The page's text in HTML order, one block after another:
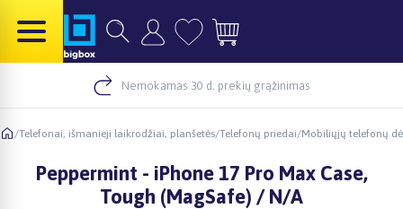
Nemokamas 30 d. prekių grąžinimas
/Telefonai, išmanieji laikrodžiai, planšetės/Telefonų priedai/Mobiliųjų telefonų
Peppermint - iPhone 17 Pro Max Case,
Tough (MagSafe) / N/A